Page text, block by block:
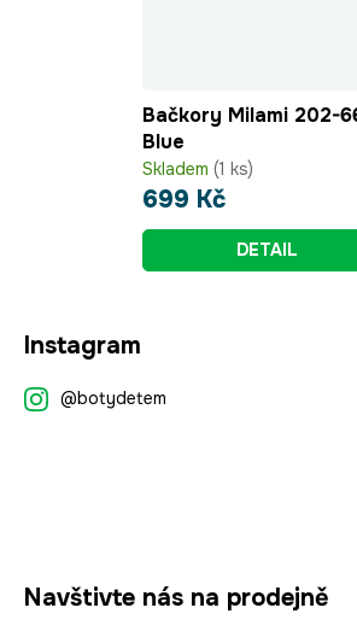
Bačkory Milami 202-
Blue
Skladem (1 ks)
699 Kč
DETAIL
Instagram
@botydetem
Navštivte nás na prodejně